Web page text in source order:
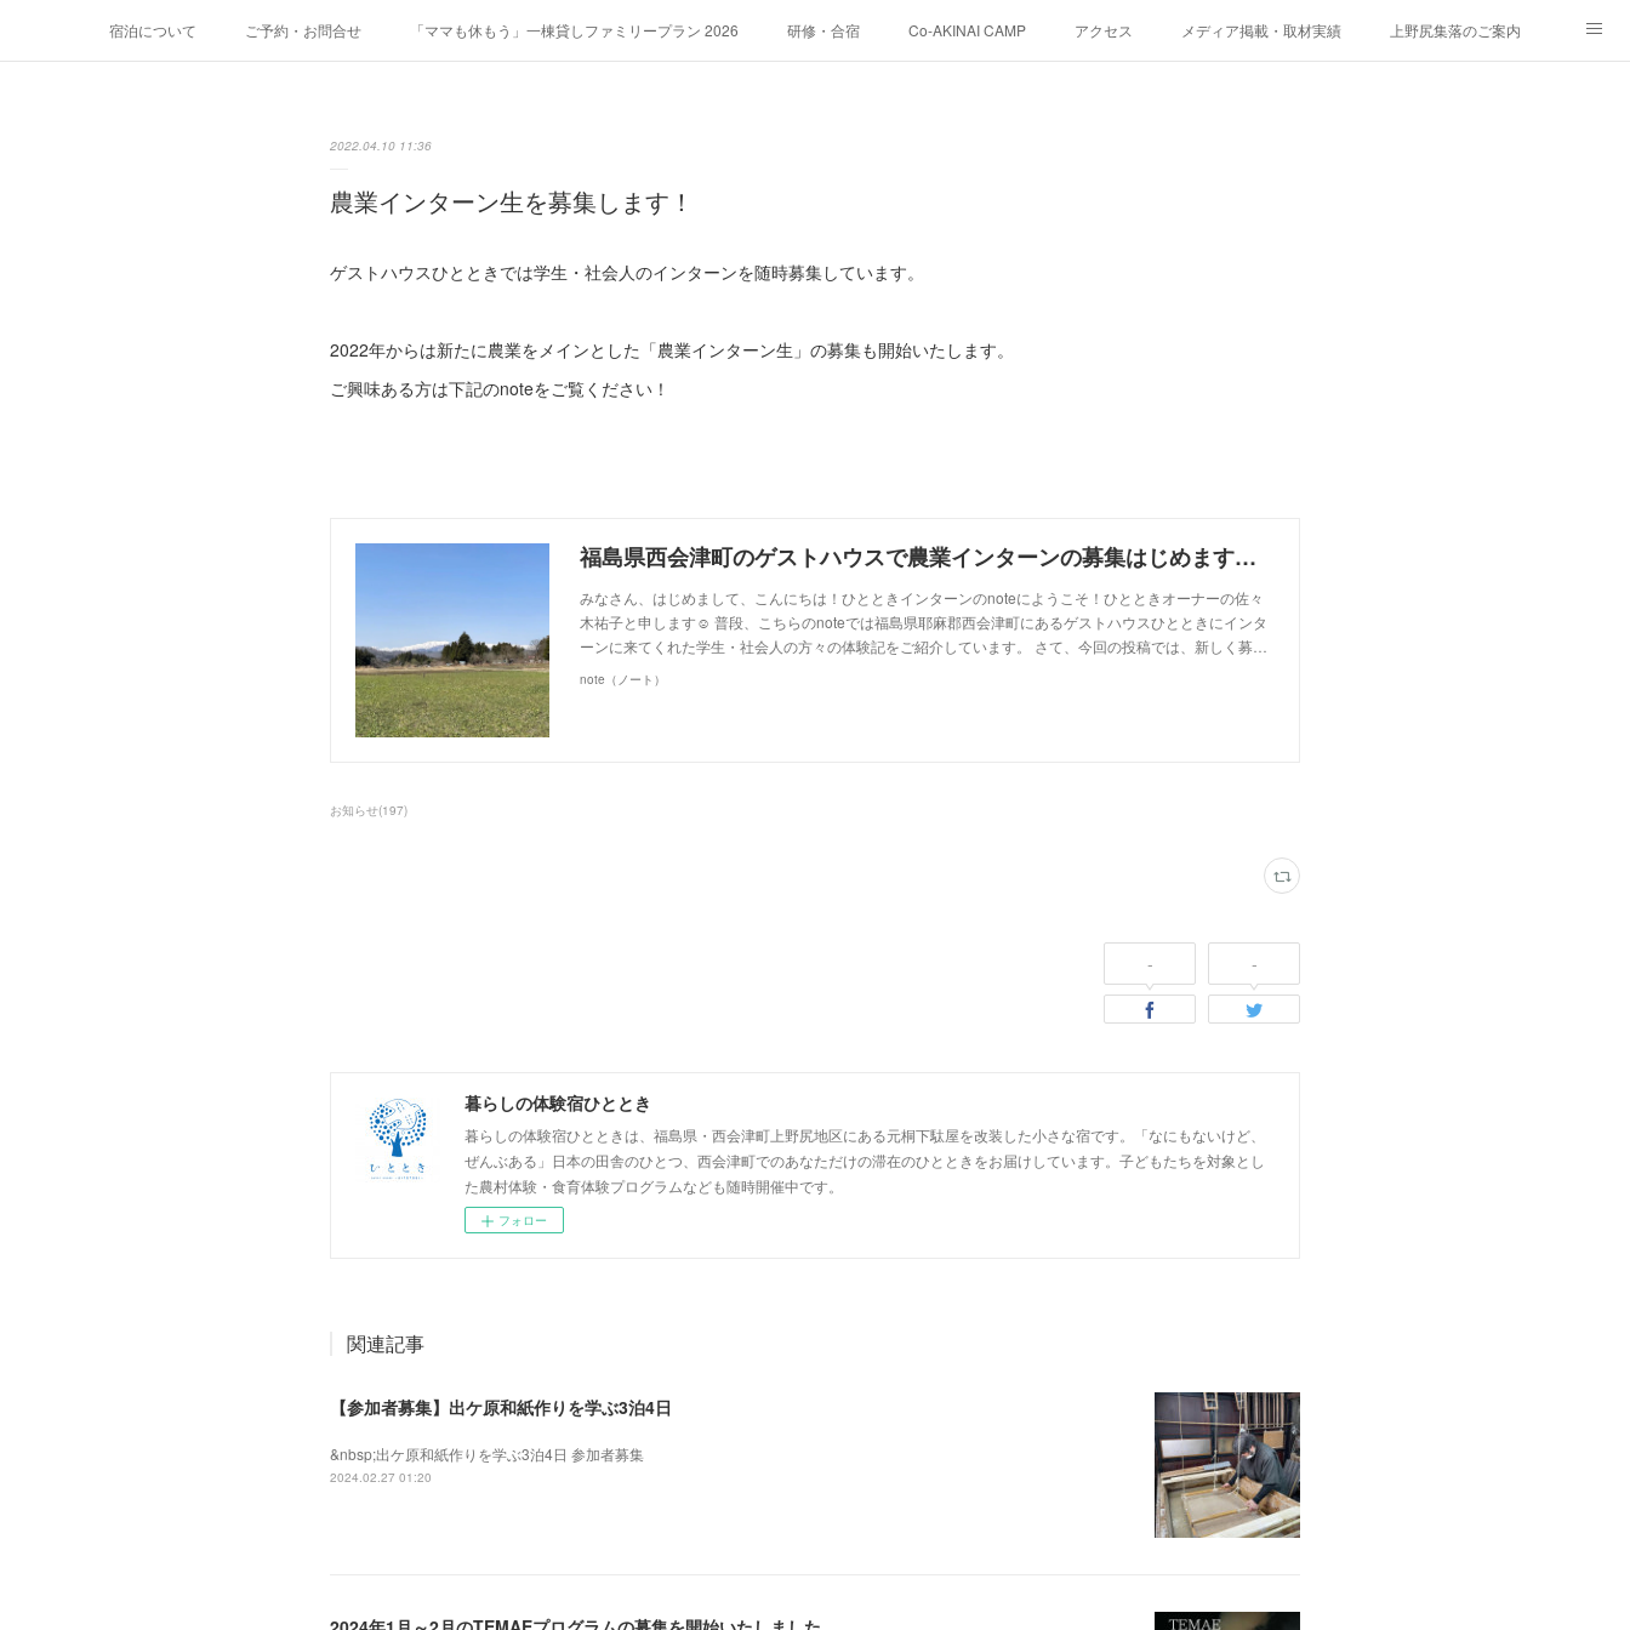
宿泊について ご予約・お問合せ 「ママも休もう」一棟貸しファミリープラン 2026 研修・合宿 Co-AKINAI CAMP アクセス メディア掲載・取材実績 上野尻集落のご案内
2022.04.10 11:36
農業インターン生を募集します！
ゲストハウスひとときでは学生・社会人のインターンを随時募集しています。
2022年からは新たに農業をメインとした「農業インターン生」の募集も開始いたします。
ご興味ある方は下記のnoteをご覧ください！
福島県西会津町のゲストハウスで農業インターンの募集はじめます！｜ひとときインターン｜note
みなさん、はじめまして、こんにちは！ひとときインターンのnoteにようこそ！ひとときオーナーの佐々
木祐子と申します☺ 普段、こちらのnoteでは福島県耶麻郡西会津町にあるゲストハウスひとときにインタ
ーンに来てくれた学生・社会人の方々の体験記をご紹介しています。 さて、今回の投稿では、新しく募…
note（ノート）
お知らせ(197)
- -
暮らしの体験宿ひととき
暮らしの体験宿ひとときは、福島県・西会津町上野尻地区にある元桐下駄屋を改装した小さな宿です。「なにもないけど、
ぜんぶある」日本の田舎のひとつ、西会津町でのあなただけの滞在のひとときをお届けしています。子どもたちを対象とし
た農村体験・食育体験プログラムなども随時開催中です。
フォロー
関連記事
【参加者募集】出ケ原和紙作りを学ぶ3泊4日
&nbsp;出ケ原和紙作りを学ぶ3泊4日 参加者募集
2024.02.27 01:20